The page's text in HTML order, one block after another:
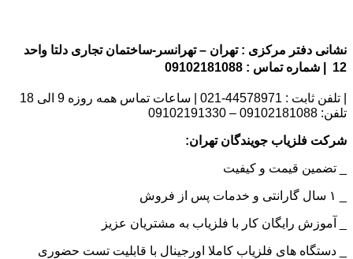
نشانی دفتر مرکزی : تهران – تهرانسر-ساختمان تجاری دلتا واحد
12 | شماره تماس : 09102181088
| تلفن ثابت : 44578971-021 | ساعات تماس همه روزه 9 الی 18
تلفن: 09102181088 – 09102191330
شرکت فلزیاب جویندگان تهران:
_ تضمین قیمت و کیفیت
_ آموزش رایگان کار با فلزیاب به مشتریان عزیز
_ دستگاه های فلزیاب کاملا اورجینال با قابلیت تست حضوری